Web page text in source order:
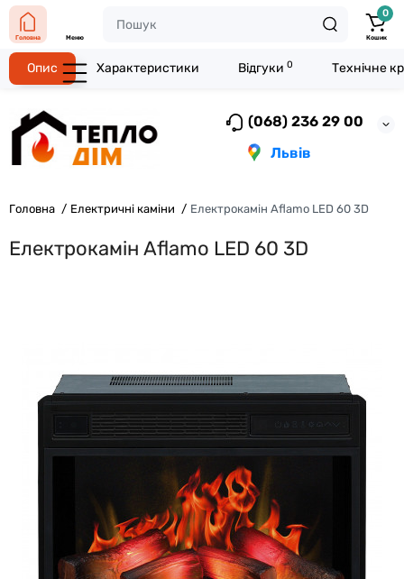
(068) 236 29 00
Львів
Головна Меню
0
Кошик
Головна Електричні каміни Електрокамін Aflamo LED 60 3D
Електрокамін Aflamo LED 60 3D
Опис Характеристики Відгуки 0 Технічне